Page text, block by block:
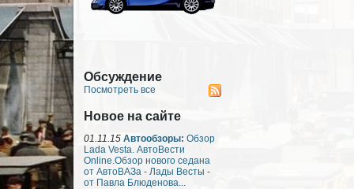
Обсуждение
Посмотреть все
Новое на сайте
01.11.15 Автообзоры: Обзор
Lada Vesta. АвтоВести
Online.Обзор нового седана
от АвтоВАЗа - Лады Весты -
от Павла Блюденова...